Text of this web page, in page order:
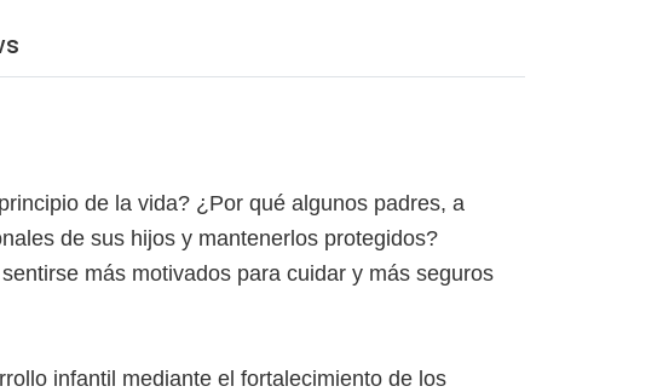
de la vida? ¿Por qué algunos padres, a
de sus hijos y mantenerlos protegidos?
más motivados para cuidar y más seguros
infantil mediante el fortalecimiento de los